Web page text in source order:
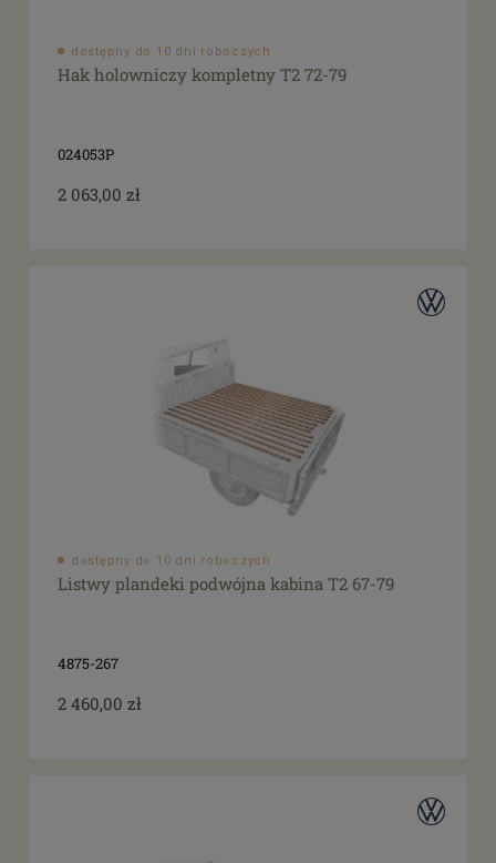
dostępny do 10 dni roboczych
Hak holowniczy kompletny T2 72-79
024053P
2 063,00 zł
dostępny do 10 dni roboczych
Listwy plandeki podwójna kabina T2 67-79
4875-267
2 460,00 zł